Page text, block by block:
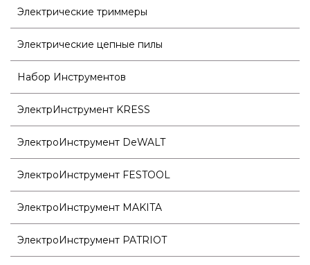
Электрические триммеры
Электрические цепные пилы
Набор Инструментов
ЭлектрИнструмент KRESS
ЭлектроИнструмент DeWALT
ЭлектроИнструмент FESTOOL
ЭлектроИнструмент MAKITA
ЭлектроИнструмент PATRIOT